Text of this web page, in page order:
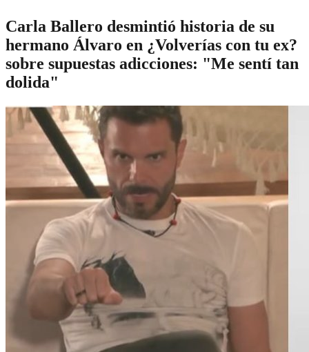
Carla Ballero desmintió historia de su
hermano Álvaro en ¿Volverías con tu ex?
sobre supuestas adicciones: "Me sentí tan
dolida"